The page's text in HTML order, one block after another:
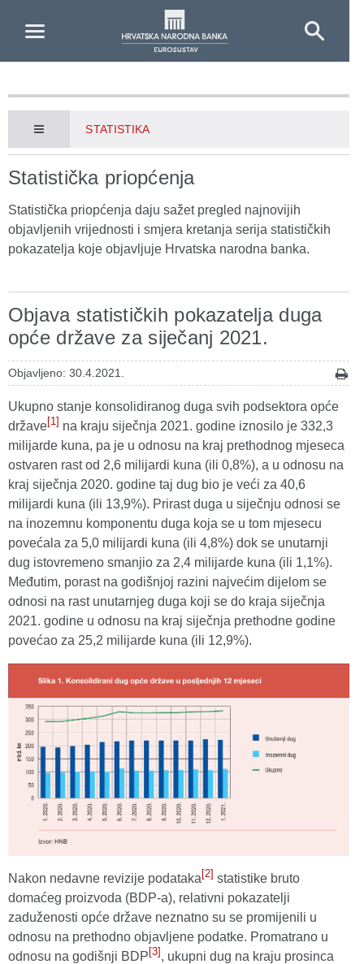
STATISTIKA
Statistička priopćenja
Statistička priopćenja daju sažet pregled najnovijih
objavljenih vrijednosti i smjera kretanja serija statističkih
pokazatelja koje objavljuje Hrvatska narodna banka.
Objava statističkih pokazatelja duga
opće države za siječanj 2021.
Objavljeno: 30.4.2021.
Ukupno stanje konsolidiranog duga svih podsektora opće
države[1] na kraju siječnja 2021. godine iznosilo je 332,3
milijarde kuna, pa je u odnosu na kraj prethodnog mjeseca
ostvaren rast od 2,6 milijardi kuna (ili 0,8%), a u odnosu na
kraj siječnja 2020. godine taj dug bio je veći za 40,6
milijardi kuna (ili 13,9%). Prirast duga u siječnju odnosi se
na inozemnu komponentu duga koja se u tom mjesecu
povećala za 5,0 milijardi kuna (ili 4,8%) dok se unutarnji
dug istovremeno smanjio za 2,4 milijarde kuna (ili 1,1%).
Međutim, porast na godišnjoj razini najvećim dijelom se
odnosi na rast unutarnjeg duga koji se do kraja siječnja
2021. godine u odnosu na kraj siječnja prethodne godine
povećao za 25,2 milijarde kuna (ili 12,9%).
Nakon nedavne revizije podataka [2] statistike bruto
domaćeg proizvoda (BDP-a), relativni pokazatelji
zaduženosti opće države neznatno su se promijenili u
odnosu na prethodno objavljene podatke. Promatrano u
odnosu na godišnji BDP [3] , ukupni dug na kraju prosinca